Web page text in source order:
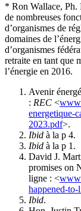
* Ron Wallace, Ph.
de nombreuses
d’organismes de
domaines de
d’organismes
retraite en tant que
l’énergie en 2016.
Avenir
: REC <
energetique-
2023.pdf>.
Ibid à la p 4.
Ibid à la p 1.
David J.
promises on
ligne : <
happened-
Ibid.